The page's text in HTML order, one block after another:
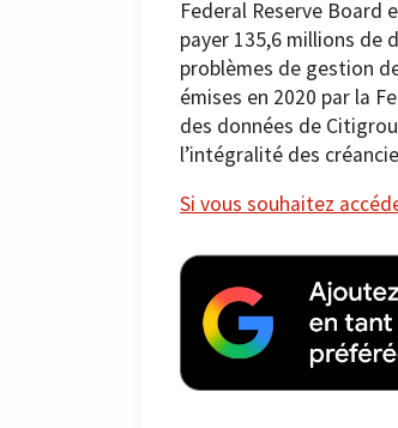
Federal Reserve Board
payer 135,6 millions de
problèmes de gestion
émises en 2020 par la
des données de
l’intégralité des
Si vous souhaitez